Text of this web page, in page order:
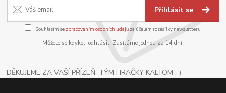
Přihlásit se
Souhlasím se zpracováním osobních údajůza účelem rozesílky newsletteru.
Můžete se kdykoli odhlásit. Zasíláme jednou za 14 dní.
DĚKUJEME ZA VAŠÍ PŘÍZEŇ, TÝM HRAČKY KALTOM .-)